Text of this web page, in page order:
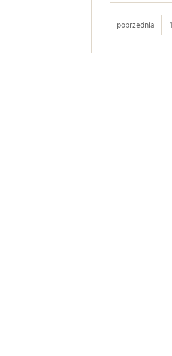
poprzednia